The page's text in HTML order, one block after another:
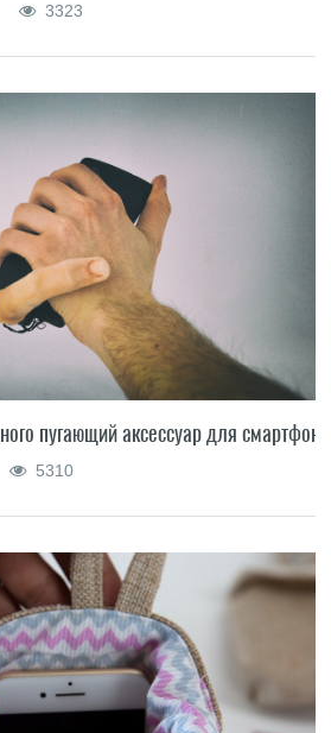
3323
пугающий аксессуар для смартфона
5310